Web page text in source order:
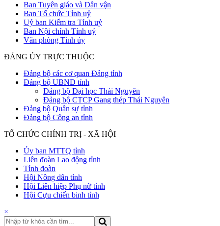
Ban Tuyên giáo và Dân vận
Ban Tổ chức Tỉnh uỷ
Uỷ ban Kiểm tra Tỉnh uỷ
Ban Nội chính Tỉnh uỷ
Văn phòng Tỉnh ủy
ĐẢNG ỦY TRỰC THUỘC
Đảng bộ các cơ quan Đảng tỉnh
Đảng bộ UBND tỉnh
Đảng bộ Đại học Thái Nguyên
Đảng bộ CTCP Gang thép Thái Nguyên
Đảng bộ Quân sự tỉnh
Đảng bộ Công an tỉnh
TỔ CHỨC CHÍNH TRỊ - XÃ HỘI
Ủy ban MTTQ tỉnh
Liên đoàn Lao động tỉnh
Tỉnh đoàn
Hội Nông dân tỉnh
Hội Liên hiệp Phụ nữ tỉnh
Hội Cựu chiến binh tỉnh
×